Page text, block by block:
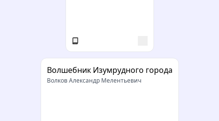
Волшебник Изумрудного города
Волков Александр Мелентьевич